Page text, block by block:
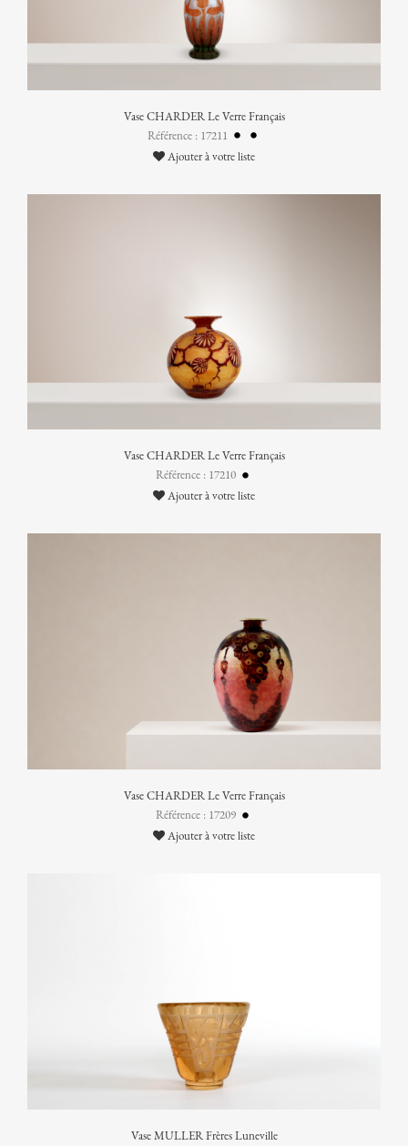
Vase CHARDER Le Verre Français
Référence : 17211
Ajouter à votre liste
Vase CHARDER Le Verre Français
Référence : 17210
Ajouter à votre liste
Vase CHARDER Le Verre Français
Référence : 17209
Ajouter à votre liste
Vase MULLER Frères Luneville